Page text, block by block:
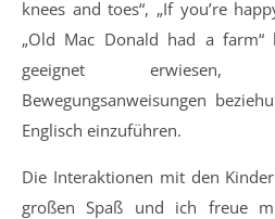
knees and toes“, „If you’re
„Old Mac Donald had a
geeignet erwiesen,
Bewegungsanweisungen
Englisch einzuführen.
Die Interaktionen mit den
großen Spaß und ich freue